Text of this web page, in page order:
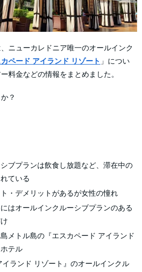
ニューカレドニア唯一のオールインク
ペード アイランド リゾート 」につい
料金などの情報をまとめました。
？
ブプランは飲食し放題など、滞在中の
ている
・デメリットがあるが女性の憧れ
はオールインクルーシブプランのある
メトル島の『エスカペード アイランド
テル
イランド リゾート』のオールインクル